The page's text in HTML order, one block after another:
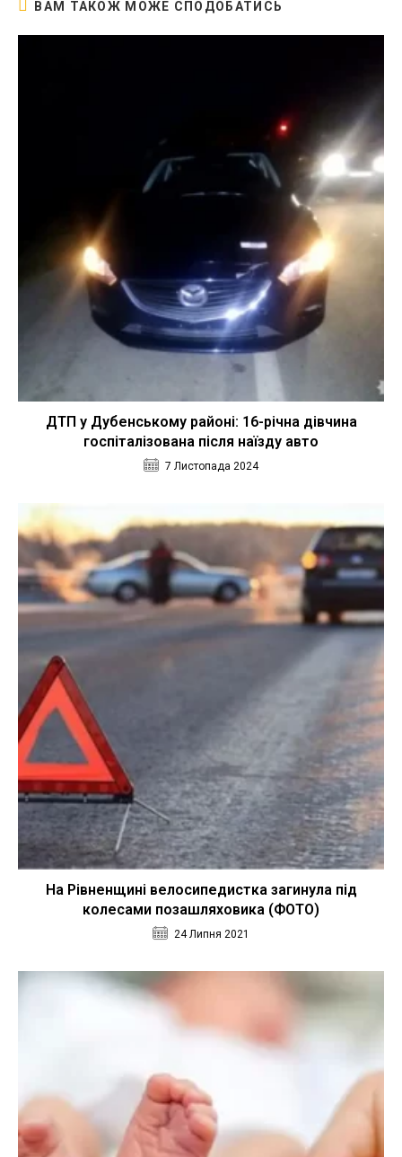
ВАМ ТАКОЖ МОЖЕ СПОДОБАТИСЬ
ДТП у Дубенському районі: 16-річна дівчина
госпіталізована після наїзду авто
7 Листопада 2024
На Рівненщині велосипедистка загинула під
колесами позашляховика (ФОТО)
24 Липня 2021